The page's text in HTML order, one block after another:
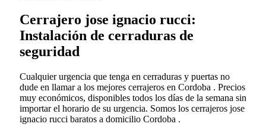
Cerrajero jose ignacio rucci:
Instalación de cerraduras de
seguridad
Cualquier urgencia que tenga en cerraduras y puertas no
dude en llamar a los mejores cerrajeros en Cordoba . Precios
muy económicos, disponibles todos los días de la semana sin
importar el horario de su urgencia. Somos los cerrajeros jose
ignacio rucci baratos a domicilio Cordoba .